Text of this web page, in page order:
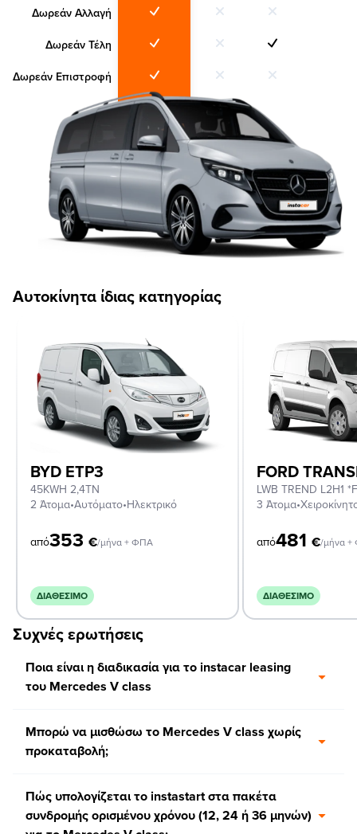
Δωρεάν Αλλαγή
Δωρεάν Τέλη
Δωρεάν Επιστροφή
Αυτοκίνητα ίδιας κατηγορίας
BYD ETP3
45KWH 2,4TN
2 Άτομα•Αυτόματο•Ηλεκτρικό
από353 €/μήνα + ΦΠΑ
ΔΙΑΘΈΣΙΜΟ
FORD
3 Άτομα•
από481 €/μήνα
ΔΙΑΘΈΣΙΜΟ
Συχνές ερωτήσεις
Ποια είναι η διαδικασία για το instacar leasing
του Mercedes V class
Μπορώ να μισθώσω το Mercedes V class χωρίς
προκαταβολή;
Πώς υπολογίζεται το instastart στα πακέτα
συνδρομής ορισμένου χρόνου (12, 24 ή 36 μηνών)